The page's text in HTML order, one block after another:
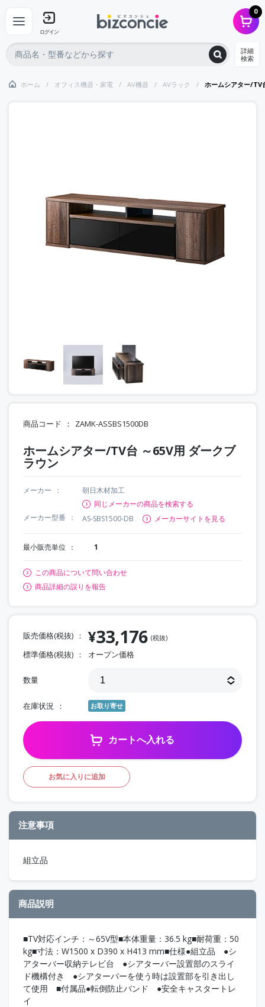
ログイン
0
詳細
検索
ホーム オフィス機器・家電 AV機器 AVラック ホームシアター/TV
商品コード ZAMK-ASSBS1500DB
ホームシアター/TV台 ～65V用 ダークブ
ラウン
メーカー
朝日木材加工
同じメーカーの商品を検索する
メーカー型番
AS-SBS1500-DB メーカーサイトを見る
最小販売単位 1
この商品について問い合わせ
商品詳細の誤りを報告
販売価格(税抜) ¥33,176 (税抜)
標準価格(税抜) オープン価格
数量
在庫状況 お取り寄せ
カートへ入れる
お気に入りに追加
注意事項
組立品
商品説明
■TV対応インチ：～65V型■本体重量：36.5 kg■耐荷重：50
kg■寸法：W1500 x D390 x H413 mm■仕様●組立品 ●シ
アターバー収納テレビ台 ●シアターバー設置部のスライ
ド機構付き ●シアターバーを使う時は設置部を引き出し
て使用 ■付属品●転倒防止バンド ●安全キャスタートレ
イ